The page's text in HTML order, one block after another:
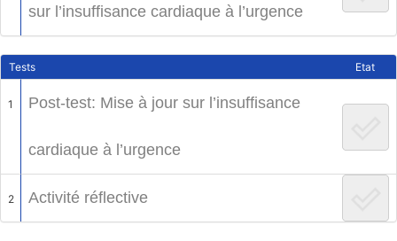
sur l’insuffisance cardiaque à l’urgence
Tests Etat
1 Post-test: Mise à jour sur l’insuffisance
cardiaque à l’urgence
2 Activité réflective